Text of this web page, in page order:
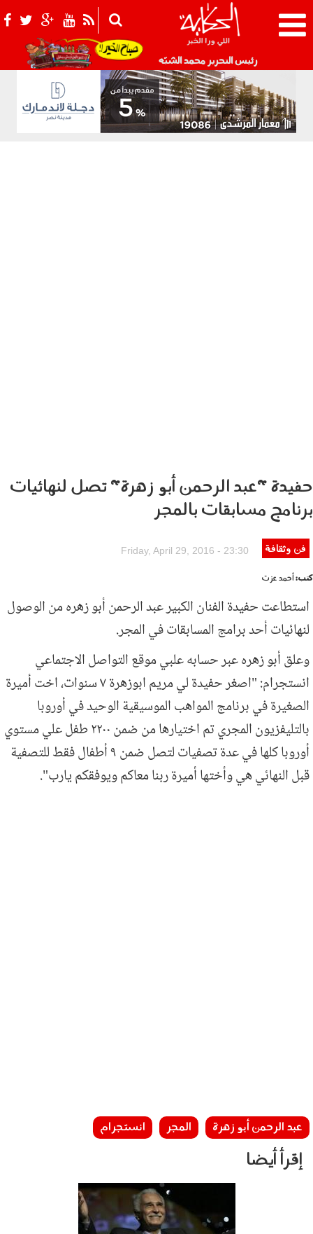
رئيس التحرير محمد الشبّه 021_2.png
حفيدة "عبد الرحمن أبو زهرة" تصل لنهائيات
برنامج مسابقات بالمجر
864.jpg
فن وثقافة Friday, April 29, 2016 - 23:30
كتب:أحمد عزت
استطاعت حفيدة الفنان الكبير عبد الرحمن أبو زهره من الوصول
لنهائيات أحد برامج المسابقات في المجر.
وعلق أبو زهره عبر حسابه علبي موقع التواصل الاجتماعي
انستجرام: "اصغر حفيدة لي مريم ابوزهرة ٧ سنوات، اخت أميرة
الصغيرة في برنامج المواهب الموسيقية الوحيد في أوروبا
بالتليفزيون المجري تم اختيارها من ضمن ٢٢٠٠ طفل علي مستوي
أوروبا كلها في عدة تصفيات لتصل ضمن ٩ أطفال فقط للتصفية
قبل النهائي هي وأختها أميرة ربنا معاكم ويوفقكم يارب".
عبد الرحمن أبو زهرة المجر انستجرام
إقرأ أيضا